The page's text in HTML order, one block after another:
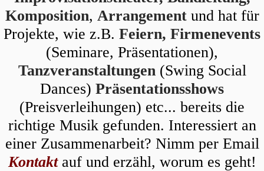
Komposition, Arrangementund hat für
Projekte, wie z.B. Feiern, Firmenevents
(Seminare, Präsentationen),
Tanzveranstaltungen (Swing Social
Dances) Präsentationsshows
(Preisverleihungen) etc... bereits die
richtige Musik gefunden. Interessiert an
einer Zusammenarbeit? Nimm per Email
Kontaktauf und erzähl, worum es geht!